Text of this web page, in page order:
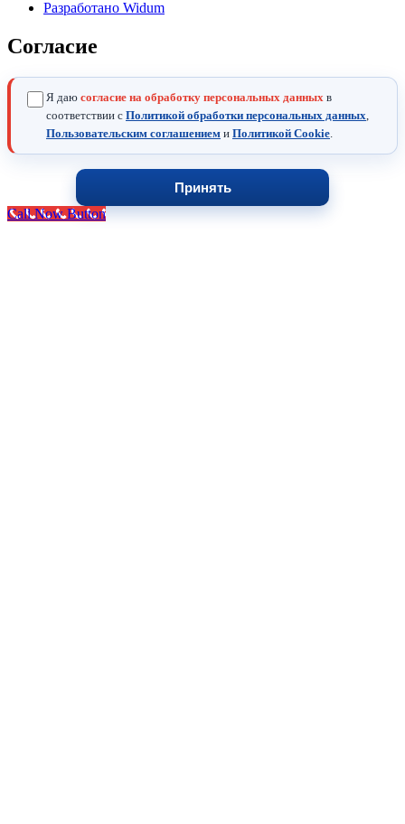
Разработано Widum
Согласие
Я даю согласие на обработку персональных данных в
соответствии с Политикой обработки персональных данных
Пользовательским соглашением и Политикой Cookie
Принять
Call Now Button